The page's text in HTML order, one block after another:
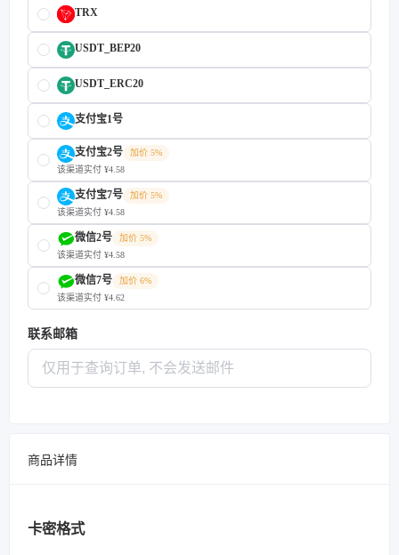
TRX
USDT_BEP20
USDT_ERC20
支付宝1号
支付宝2号
加价 5%
该渠道实付 ¥4.58
支付宝7号
加价 5%
该渠道实付 ¥4.58
微信2号
加价 5%
该渠道实付 ¥4.58
微信7号
加价 6%
该渠道实付 ¥4.62
联系邮箱
商品详情
卡密格式